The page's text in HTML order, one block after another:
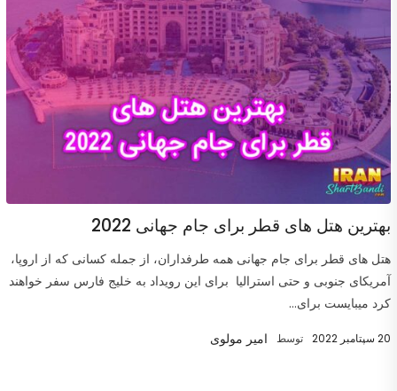
بهترین هتل های قطر برای جام جهانی 2022
هتل های قطر برای جام جهانی همه طرفداران، از جمله کسانی که از اروپا،
آمریکای جنوبی و حتی استرالیا برای این رویداد به خلیج فارس سفر خواهند
کرد میبایست برای...
20 سپتامبر 2022 توسط امیر مولوی